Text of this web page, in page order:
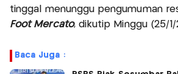
tinggal menunggu pengumuman
Foot Mercato, dikutip Minggu (25/1/
Baca Juga :